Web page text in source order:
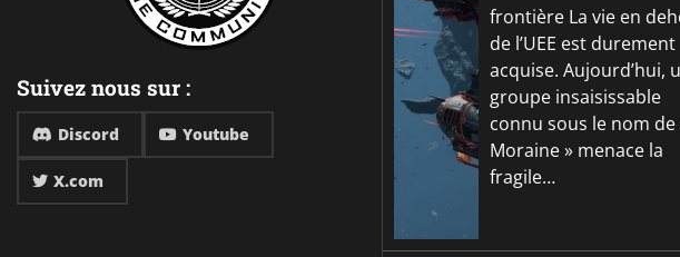
Suivez nous sur :
Discord Youtube
X.com
frontière La vie en
de l’UEE est durement
acquise. Aujourd’hui,
groupe insaisissable
connu sous le nom de
Moraine » menace la
fragile…